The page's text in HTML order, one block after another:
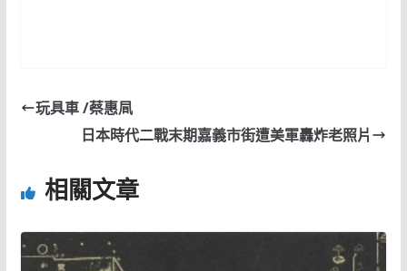
玩具車 /蔡惠凬
日本時代二戰末期嘉義市街遭美軍轟炸老照片
相關文章